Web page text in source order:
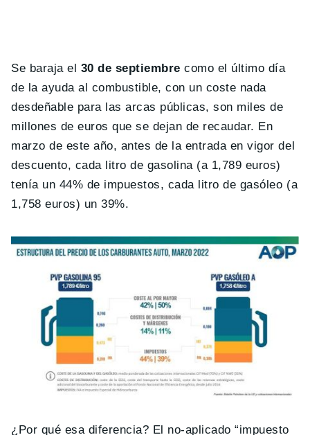
Se baraja el 30 de septiembre como el último día
de la ayuda al combustible, con un coste nada
desdeñable para las arcas públicas, son miles de
millones de euros que se dejan de recaudar. En
marzo de este año, antes de la entrada en vigor del
descuento, cada litro de gasolina (a 1,789 euros)
tenía un 44% de impuestos, cada litro de gasóleo (a
1,758 euros) un 39%.
¿Por qué esa diferencia? El no-aplicado “impuesto